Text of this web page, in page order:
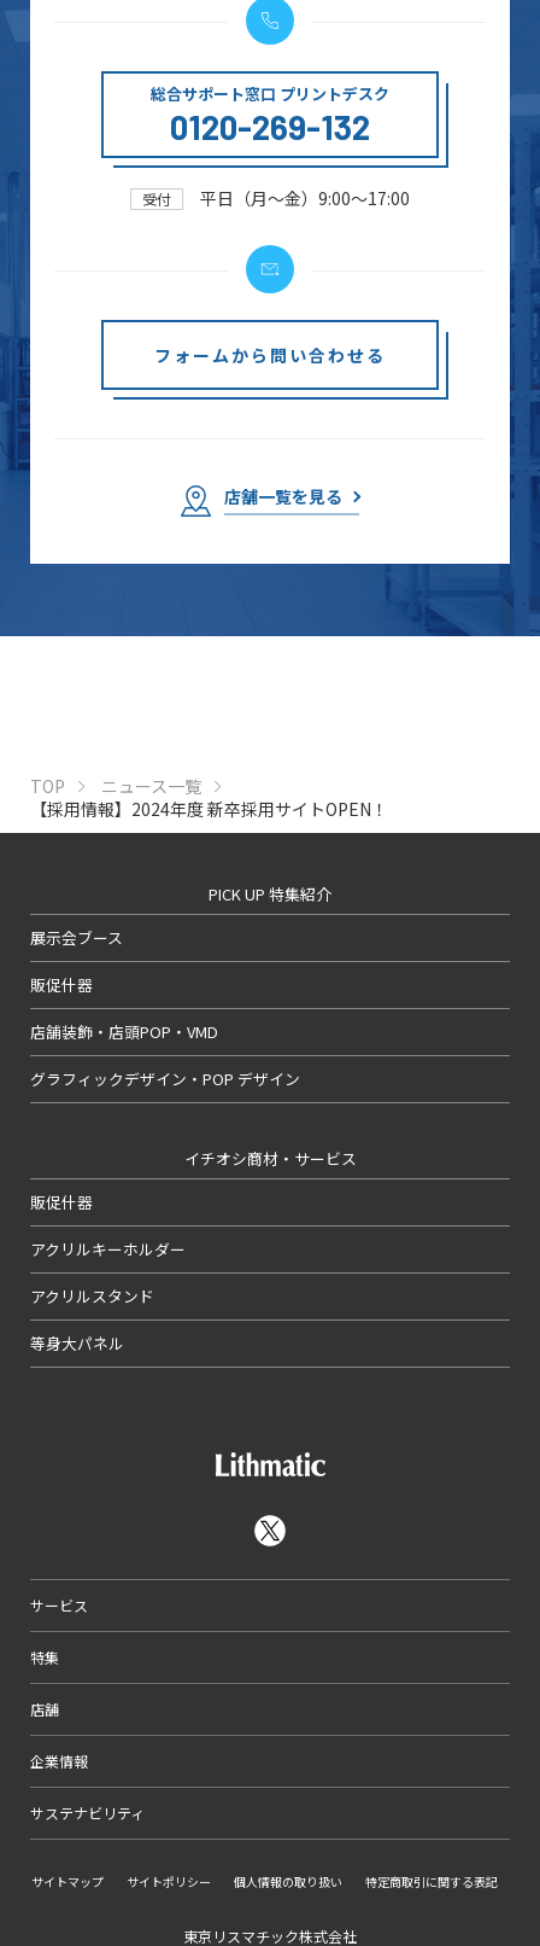
総合サポート窓口 プリントデスク
0120-269-132
受付 平日（月～金）9:00～17:00
フォームから問い合わせる
店舗一覧を見る
TOP
ニュース一覧
【採用情報】2024年度 新卒採用サイトOPEN！
PICK UP 特集紹介
展示会ブース
販促什器
店舗装飾・店頭POP・VMD
グラフィックデザイン・POP デザイン
イチオシ商材・サービス
販促什器
アクリルキーホルダー
アクリルスタンド
等身大パネル
サービス
特集
店舗
企業情報
サステナビリティ
サイトマップ サイトポリシー 個人情報の取り扱い 特定商取引に関する表記
東京リスマチック株式会社